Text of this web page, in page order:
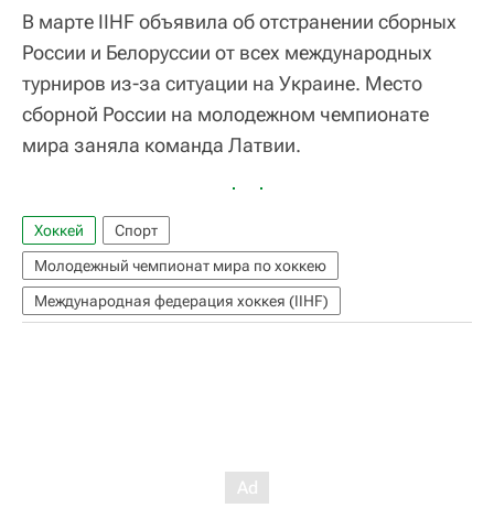
В марте IIHF объявила об отстранении сборных
России и Белоруссии от всех международных
турниров из-за ситуации на Украине. Место
сборной России на молодежном чемпионате
мира заняла команда Латвии.
Хоккей
Спорт
Молодежный чемпионат мира по хоккею
Международная федерация хоккея (IIHF)